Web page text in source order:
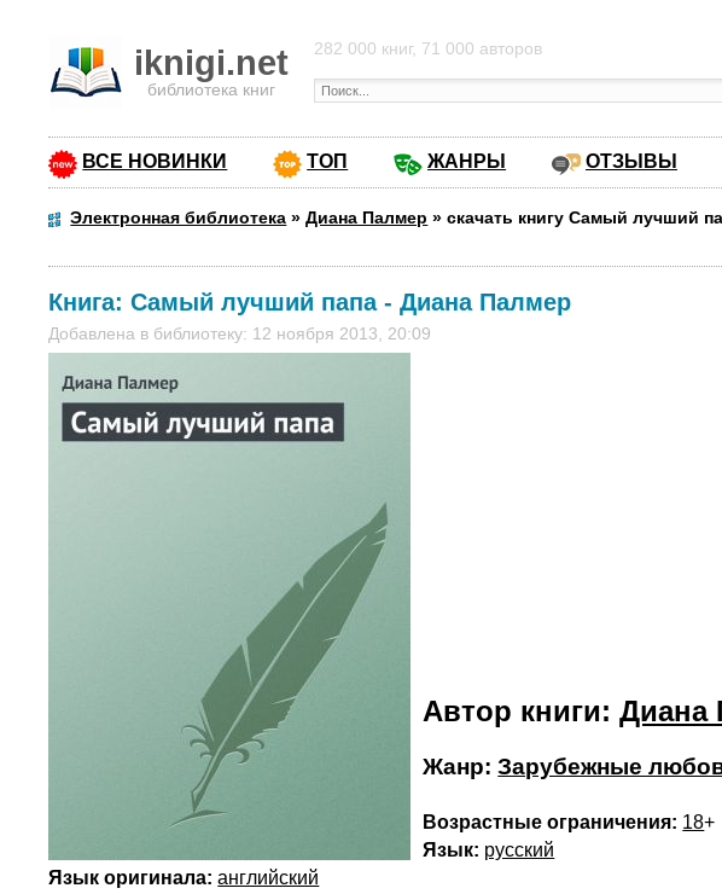
iknigi.net
библиотека книг
282 000 книг, 71 000 авторов
ВСЕ НОВИНКИ ТОП ЖАНРЫ ОТЗЫВЫ
Электронная библиотека »Диана Палмер »скачать книгу Самый лучший
Книга:Самый лучший папа-Диана Палмер
Добавлена в библиотеку: 12 ноября 2013, 20:09
Автор книги:Диана
Жанр:Зарубежные
Возрастные ограничения: 18+
Язык: русский
Язык оригинала: английский